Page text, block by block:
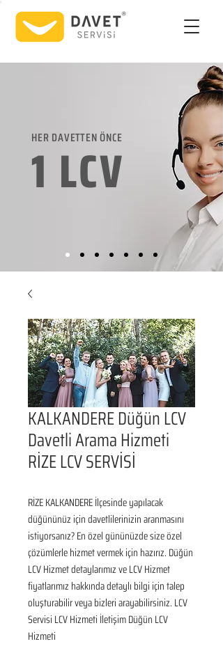
HER DAVETTEN ÖNCE
1 LCV
KALKANDERE Düğün LCV
Davetli Arama Hizmeti
RİZE LCV SERVİSİ
RİZE KALKANDERE İlçesinde yapılacak
düğününüz için davetlilerinizin aranmasını
istiyorsanız? En özel gününüzde size özel
çözümlerle hizmet vermek için hazırız. Düğün
LCV Hizmet detaylarımız ve LCV Hizmet
fiyatlarımız hakkında detaylı bilgi için talep
oluşturabilir veya bizleri arayabilirsiniz. LCV
Servisi LCV Hizmeti İletişim Düğün LCV
Hizmeti